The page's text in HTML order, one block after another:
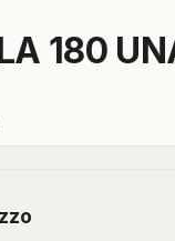
180